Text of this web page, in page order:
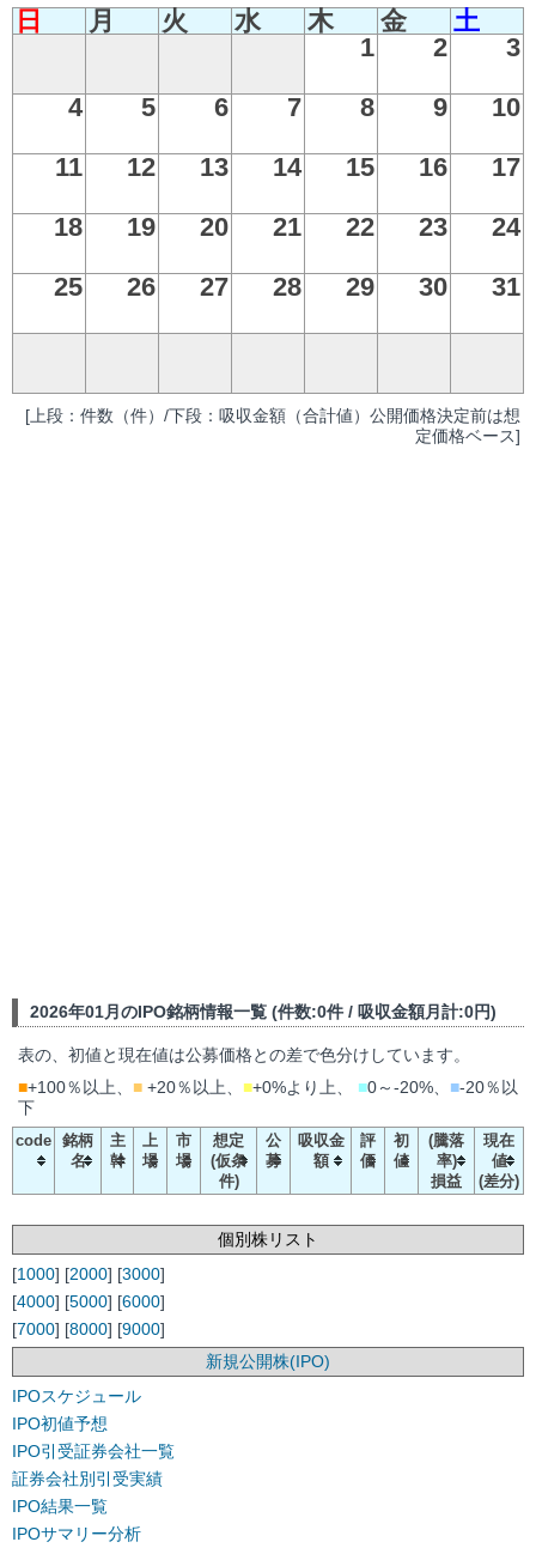
日 月 火 水 木 金
土
1
2
3
4
5 6 7 8 9
10
11
12 13 14 15 16
17
18
19 20 21 22 23
24
25
26 27 28 29 30 31
[上段：件数（件）/下段：吸収金額（合計値）公開価格決定前は想
定価格ベース]
2026年01月のIPO銘柄情報一覧 (件数:0件 / 吸収金額月計:0円)
表の、初値と現在値は公募価格との差で色分けしています。
■+100％以上、 ■ +20％以上、 ■+0%より上、 ■0～-20%、 ■-20％以
下
code 銘柄
名
主
幹
上
場
市
場
想定
(仮条
件)
公
募
吸収金
額
評
価
初
値
(騰落
率)
損益
現在
値
(差分)
個別株リスト
[1000] [2000] [3000]
[4000] [5000] [6000]
[7000] [8000] [9000]
新規公開株(IPO)
IPOスケジュール
IPO初値予想
IPO引受証券会社一覧
証券会社別引受実績
IPO結果一覧
IPOサマリー分析